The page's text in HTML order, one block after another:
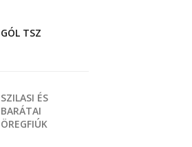
GÓL TSZ
SZILASI ÉS
BARÁTAI
ÖREGFIÚK